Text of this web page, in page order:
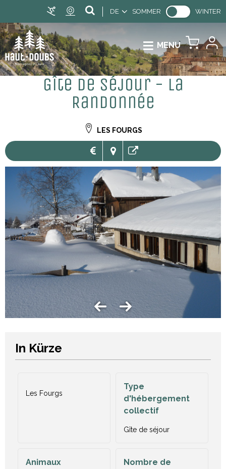
DE SOMMER WINTER
MENU
Gîte de séjour - La
Randonnée
LES FOURGS
In Kürze
Les Fourgs
Type
d'hébergement
collectif
Gîte de séjour
Animaux
Nombre de